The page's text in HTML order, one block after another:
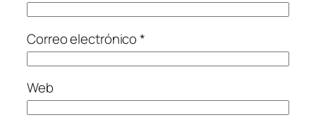
Correo electrónico*
Web